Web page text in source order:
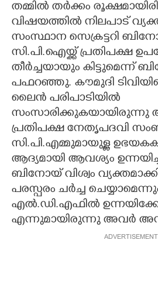
തമ്മിൽ തർക്കം
വിഷയത്തിൽ നിലപാട്
സംസ്ഥാന സെക്രട്ടറി
സി.പി.ഐയ്ക്ക് പ്രതിപക്ഷ
തീർച്ചയായും കിട്ടുമെന്ന്
പഫറഞ്ഞു. കൗമുദി
ലൈൻ പരിപാടിയിൽ
സംസാരിക്കുകയായിരുന്നു
പ്രതിപക്ഷ നേതൃപദവി
സി.പി.എമ്മുമായുള്ള
ആദ്യമായി ആവശ്യം
ബിനോയ് വിശ്വം
പരസ്പരം ചർച്ച
എൽ.ഡി.എഫിൽ
എന്നുമായിരുന്നു അവർ
ADVERTISEMENT